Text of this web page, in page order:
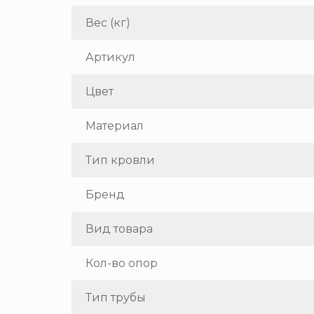
Вес (кг)
Артикул
Цвет
Материал
Тип кровли
Бренд
Вид товара
Кол-во опор
Тип трубы